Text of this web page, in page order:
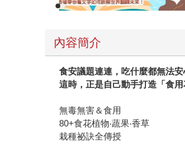
內容簡介
食安議題連連，吃什麼都無法安
這時，正是自己動手打造「食用
無毒無害＆食用
80+食花植物‧蔬果‧香草
栽種祕訣全傳授